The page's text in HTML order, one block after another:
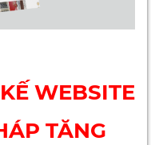
WEBSITE
TĂNG